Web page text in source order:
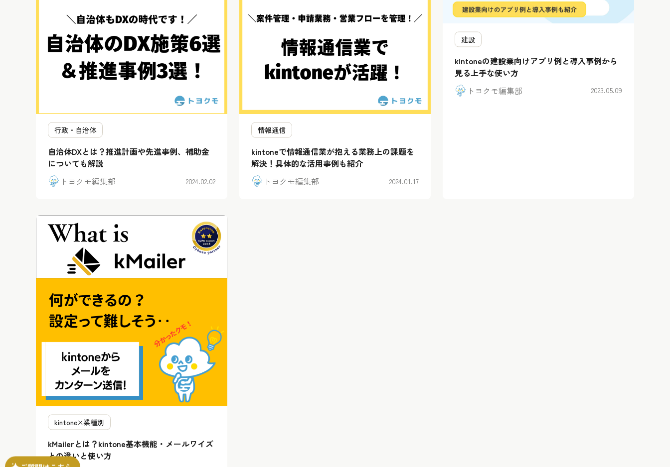
行政・自治体
自治体DXとは？推進計画や先進事例、補助金
についても解説
トヨクモ編集部
2024.02.02
情報通信
kintoneで情報通信業が抱える業務上の課題を
解決！具体的な活用事例も紹介
トヨクモ編集部
2024.01.17
建設
kintoneの建設業向けアプリ例と導入事例から
見る上手な使い方
トヨクモ編集部
2023.05.09
kintone×業種別
kMailerとは？kintone基本機能・メールワイズ
との違いと使い方